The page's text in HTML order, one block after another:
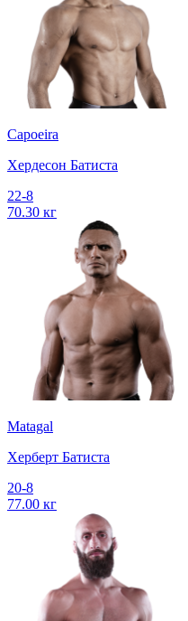
Capoeira
Хердесон Батиста
22-8
70.30 кг
Matagal
Херберт Батиста
20-8
77.00 кг